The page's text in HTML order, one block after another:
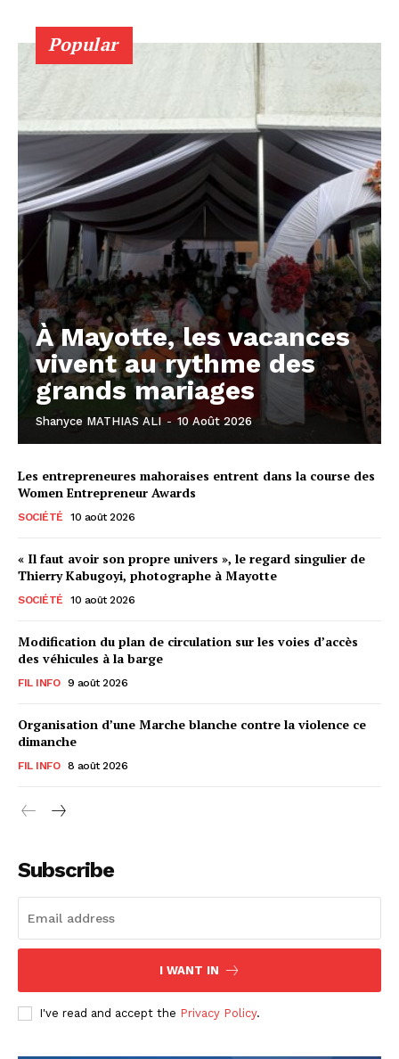
Popular
À Mayotte, les vacances
vivent au rythme des
grands mariages
Shanyce MATHIAS ALI - 10 Août 2026
Les entrepreneures mahoraises entrent dans la course des
Women Entrepreneur Awards
SOCIÉTÉ 10 août 2026
« Il faut avoir son propre univers », le regard singulier de
Thierry Kabugoyi, photographe à Mayotte
SOCIÉTÉ 10 août 2026
Modification du plan de circulation sur les voies d’accès
des véhicules à la barge
FIL INFO 9 août 2026
Organisation d’une Marche blanche contre la violence ce
dimanche
FIL INFO 8 août 2026
Subscribe
I WANT IN
I've read and accept the Privacy Policy.